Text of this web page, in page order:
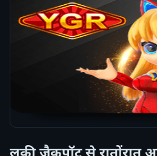
लकी जैकपॉट से रातोंरात